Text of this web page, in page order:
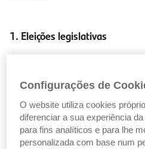
1. Eleições legislativas
Frequência: a cada quatro
Quem pode votar: cidadãos
18 anos e recenseados.
Configurações de
O website utiliza cookies
diferenciar a sua experiência
para fins analíticos e para lhe
personalizada com base num